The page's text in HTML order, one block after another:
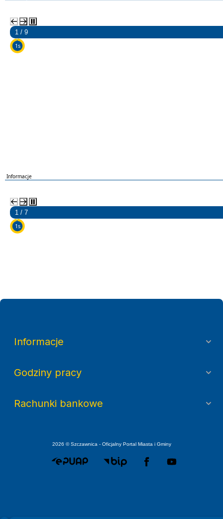
2 / 9
5s
Informacje
2 / 7
5s
Informacje
Godziny pracy
Rachunki bankowe
2026 © Szczawnica - Oficjalny Portal Miasta i Gminy